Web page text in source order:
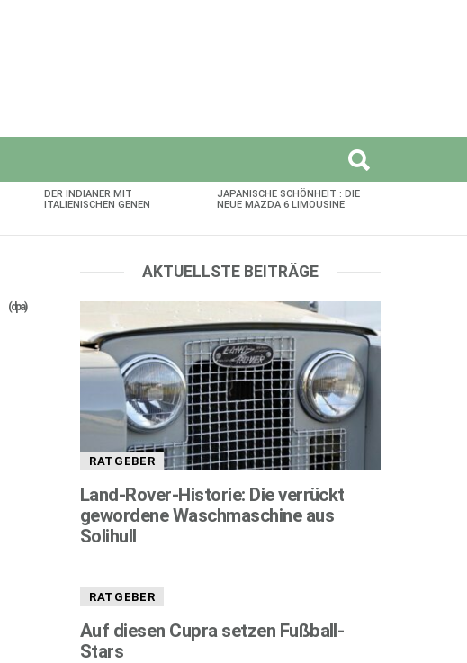
DER INDIANER MIT
ITALIENISCHEN GENEN
JAPANISCHE SCHÖNHEIT : DIE
NEUE MAZDA 6 LIMOUSINE
(dpa)
AKTUELLSTE BEITRÄGE
RATGEBER
Land-Rover-Historie: Die verrückt
gewordene Waschmaschine aus
Solihull
RATGEBER
Auf diesen Cupra setzen Fußball-
Stars